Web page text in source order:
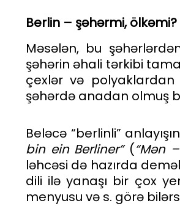
Berlin – şəhərmi, ölkəmi?
Məsələn, bu
şəhərin əhali tərkibi
çexlər və polyaklardan
şəhərdə anadan olmuş
Beləcə “berlinli”
bin ein Berliner”(“Mən
ləhcəsi də hazırda
dili ilə yanaşı bir çox
menyusu və s. görə